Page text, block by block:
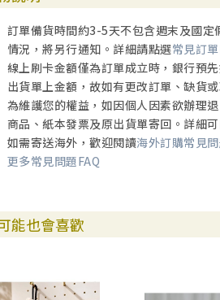
訂單備貨時間約3-5天不包含週末及國
情況，將另行通知。詳細請點選常見訂
線上刷卡金額僅為訂單成立時，銀行預
出貨單上金額，故如有更改訂單、缺貨
為維護您的權益，如因個人因素欲辦理
商品、紙本發票及原出貨單寄回。詳細
如需寄送海外，歡迎閱讀海外訂購常見
更多常見問題FAQ
能也會喜歡